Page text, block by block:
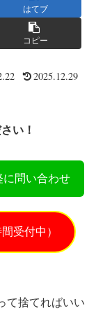
はてブ
コピー
2025.12.29
い！
に問い合わせ
受付中）
て捨てればいい